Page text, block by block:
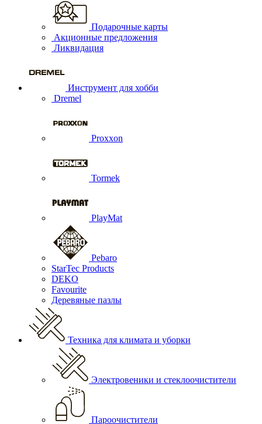
Подарочные карты
Акционные предложения
Ликвидация
Инструмент для хобби
Dremel
Proxxon
Tormek
PlayMat
Pebaro
StarTec Products
DEKO
Favourite
Деревяные пазлы
Техника для климата и уборки
Электровеники и стеклоочистители
Пароочистители